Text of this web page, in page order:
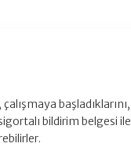
başladıklarını,
bildirim belgesi ile